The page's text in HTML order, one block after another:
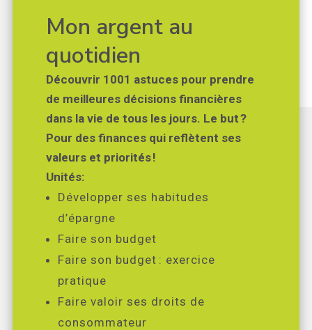
Mon argent au
quotidien
Découvrir 1001 astuces pour prendre
de meilleures décisions financières
dans la vie de tous les jours. Le but ?
Pour des finances qui reflètent ses
valeurs et priorités !
Unités:
Développer ses habitudes
d’épargne
Faire son budget
Faire son budget : exercice
pratique
Faire valoir ses droits de
consommateur